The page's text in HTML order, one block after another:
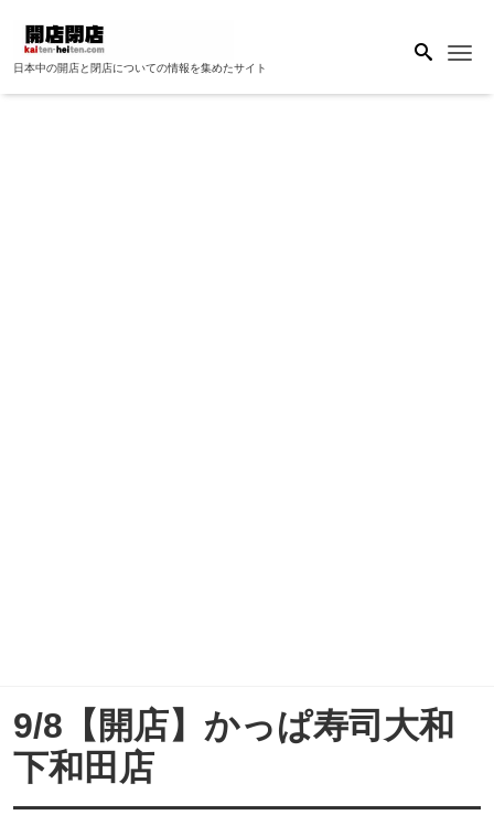
日本中の開店と閉店についての情報を集めたサイト
9/8【開店】かっぱ寿司大和
下和田店